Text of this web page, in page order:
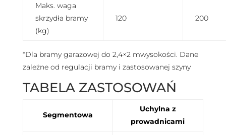
Maks. waga
skrzydła bramy
(kg)
120 200
*Dla bramy garażowej do 2,4×2 mwysokości. Dane
zależne od regulacji bramy i zastosowanej szyny
TABELA ZASTOSOWAŃ
Segmentowa
Uchylna z
prowadnicami